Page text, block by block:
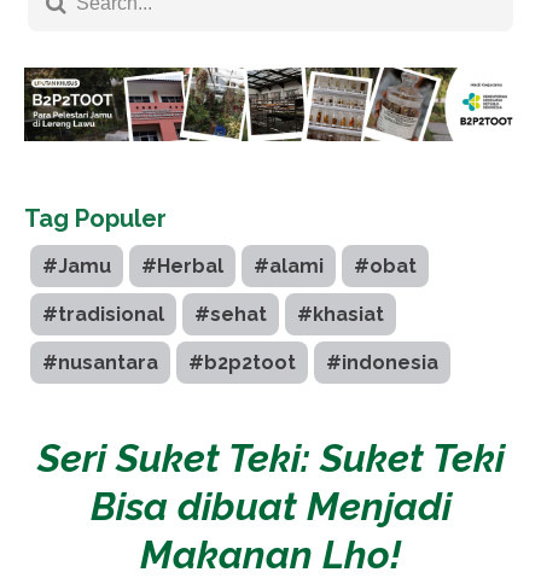
Tag Populer
#Jamu #Herbal #alami #obat
#tradisional #sehat #khasiat
#nusantara #b2p2toot #indonesia
Seri Suket Teki: Suket Teki
Bisa dibuat Menjadi
Makanan Lho!